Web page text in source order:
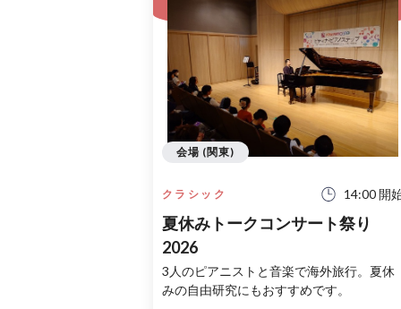
クラシック 14:00 開
夏休みトークコンサート祭り
2026
3人のピアニストと音楽で海外旅行。夏休
みの自由研究にもおすすめです。
会場 (関東)